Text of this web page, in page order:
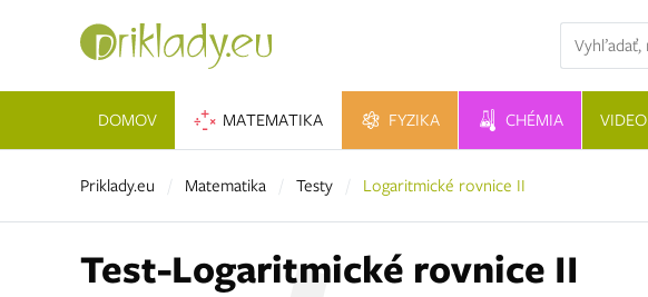
Hľadaná výraz
DOMOV MATEMATIKA FYZIKA CHÉMIA VIDEO
Priklady.eu Matematika Testy Logaritmické rovnice II
Test-Logaritmické rovnice II